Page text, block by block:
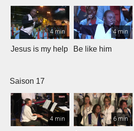
4 min
Jesus is my help
4 min
Be like him
Saison 17
4 min 6 min